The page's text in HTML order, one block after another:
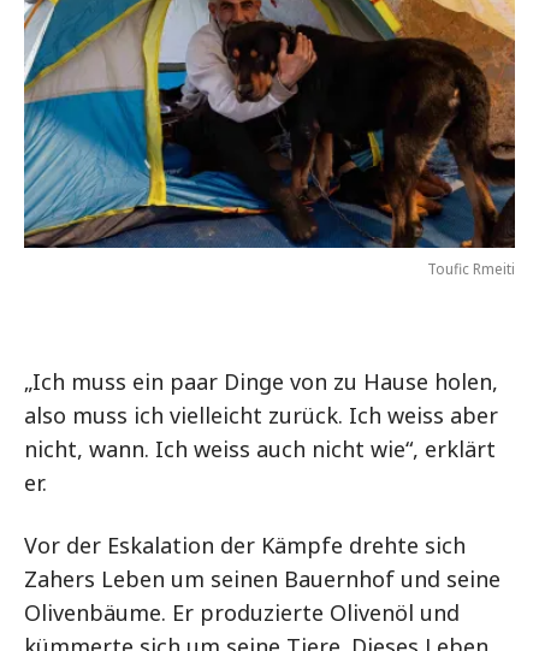
Toufic Rmeiti
„Ich muss ein paar Dinge von zu Hause holen,
also muss ich vielleicht zurück. Ich weiss aber
nicht, wann. Ich weiss auch nicht wie“, erklärt
er.
Vor der Eskalation der Kämpfe drehte sich
Zahers Leben um seinen Bauernhof und seine
Olivenbäume. Er produzierte Olivenöl und